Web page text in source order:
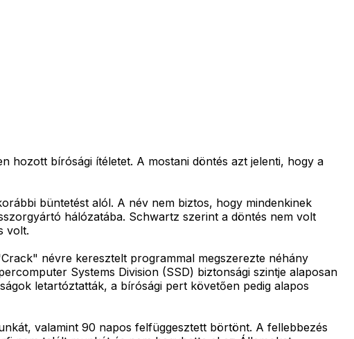
hozott bírósági ítéletet. A mostani döntés azt jelenti, hogy a
büntetést alól. A név nem biztos, hogy mindenkinek
hálózatába. Schwartz szerint a döntés nem volt
volt.
névre keresztelt programmal megszerezte néhány
Systems Division (SSD) biztonsági szintje alaposan
letartóztatták, a bírósági pert követően pedig alapos
valamint 90 napos felfüggesztett börtönt. A fellebbezés